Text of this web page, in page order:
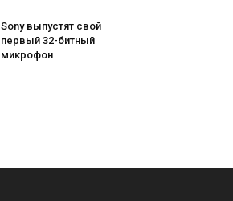
Sony выпустят свой
первый 32-битный
микрофон